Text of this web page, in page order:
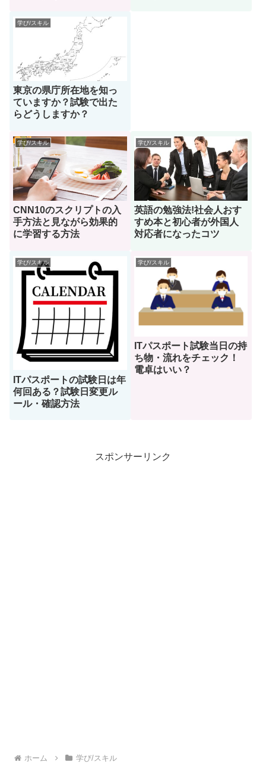
学び/スキル
東京の県庁所在地を知っ
ていますか？試験で出た
らどうしますか？
学び/スキル
CNN10のスクリプトの入
手方法と見ながら効果的
に学習する方法
学び/スキル
英語の勉強法!社会人おす
すめ本と初心者が外国人
対応者になったコツ
学び/スキル
ITパスポートの試験日は年
何回ある？試験日変更ル
ール・確認方法
学び/スキル
ITパスポート試験当日の持
ち物・流れをチェック！
電卓はいい？
スポンサーリンク
ホーム 学び/スキル